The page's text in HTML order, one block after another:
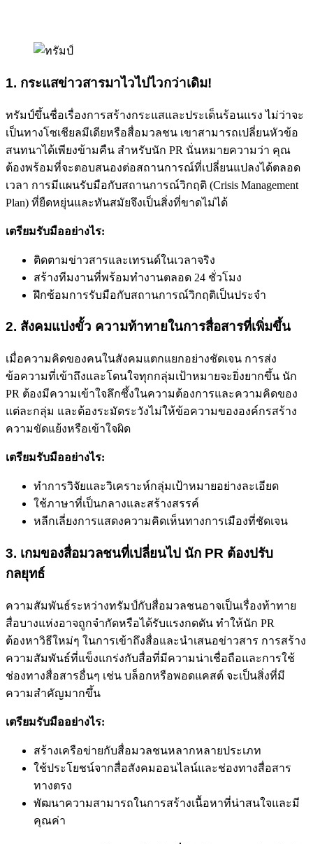
1. กระแสข่าวสารมาไวไปไวกว่าเดิม!
ทรัมป์ขึ้นชื่อเรื่องการสร้างกระแสและประเด็นร้อนแรง ไม่ว่าจะ
เป็นทางโซเชียลมีเดียหรือสื่อมวลชน เขาสามารถเปลี่ยนหัวข้อ
สนทนาได้เพียงข้ามคืน สำหรับนัก PR นั่นหมายความว่า คุณ
ต้องพร้อมที่จะตอบสนองต่อสถานการณ์ที่เปลี่ยนแปลงได้ตลอด
เวลา การมีแผนรับมือกับสถานการณ์วิกฤติ (Crisis Management
Plan) ที่ยืดหยุ่นและทันสมัยจึงเป็นสิ่งที่ขาดไม่ได้
เตรียมรับมืออย่างไร:
ติดตามข่าวสารและเทรนด์ในเวลาจริง
สร้างทีมงานที่พร้อมทำงานตลอด 24 ชั่วโมง
ฝึกซ้อมการรับมือกับสถานการณ์วิกฤติเป็นประจำ
2. สังคมแบ่งขั้ว ความท้าทายในการสื่อสารที่เพิ่มขึ้น
เมื่อความคิดของคนในสังคมแตกแยกอย่างชัดเจน การส่ง
ข้อความที่เข้าถึงและโดนใจทุกกลุ่มเป้าหมายจะยิ่งยากขึ้น นัก
PR ต้องมีความเข้าใจลึกซึ้งในความต้องการและความคิดของ
แต่ละกลุ่ม และต้องระมัดระวังไม่ให้ข้อความขององค์กรสร้าง
ความขัดแย้งหรือเข้าใจผิด
เตรียมรับมืออย่างไร:
ทำการวิจัยและวิเคราะห์กลุ่มเป้าหมายอย่างละเอียด
ใช้ภาษาที่เป็นกลางและสร้างสรรค์
หลีกเลี่ยงการแสดงความคิดเห็นทางการเมืองที่ชัดเจน
3. เกมของสื่อมวลชนที่เปลี่ยนไป นัก PR ต้องปรับ
กลยุทธ์
ความสัมพันธ์ระหว่างทรัมป์กับสื่อมวลชนอาจเป็นเรื่องท้าทาย
สื่อบางแห่งอาจถูกจำกัดหรือได้รับแรงกดดัน ทำให้นัก PR
ต้องหาวิธีใหม่ๆ ในการเข้าถึงสื่อและนำเสนอข่าวสาร การสร้าง
ความสัมพันธ์ที่แข็งแกร่งกับสื่อที่มีความน่าเชื่อถือและการใช้
ช่องทางสื่อสารอื่นๆ เช่น บล็อกหรือพอดแคสต์ จะเป็นสิ่งที่มี
ความสำคัญมากขึ้น
เตรียมรับมืออย่างไร:
สร้างเครือข่ายกับสื่อมวลชนหลากหลายประเภท
ใช้ประโยชน์จากสื่อสังคมออนไลน์และช่องทางสื่อสาร
ทางตรง
พัฒนาความสามารถในการสร้างเนื้อหาที่น่าสนใจและมี
คุณค่า